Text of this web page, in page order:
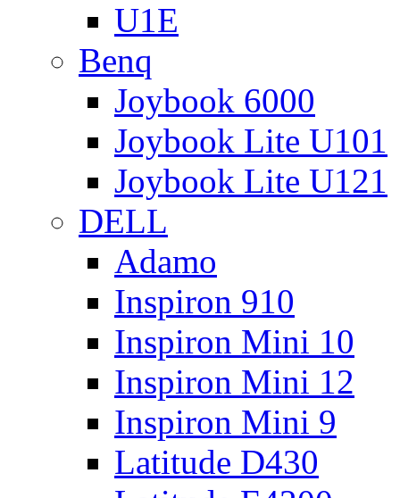
U1E
Benq
Joybook 6000
Joybook Lite U101
Joybook Lite U121
DELL
Adamo
Inspiron 910
Inspiron Mini 10
Inspiron Mini 12
Inspiron Mini 9
Latitude D430